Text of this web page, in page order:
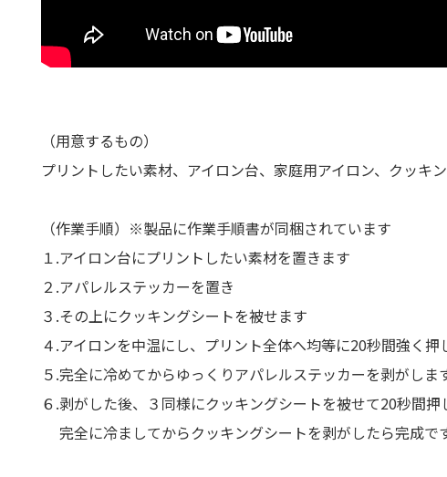
（用意するもの）
プリントしたい素材、アイロン台、家庭用アイロン、クッキ
（作業手順）※製品に作業手順書が同梱されています
１.アイロン台にプリントしたい素材を置きます
２.アパレルステッカーを置き
３.その上にクッキングシートを被せます
４.アイロンを中温にし、プリント全体へ均等に20秒間強く押
５.完全に冷めてからゆっくりアパレルステッカーを剥がしま
６.剥がした後、３同様にクッキングシートを被せて20秒間
完全に冷ましてからクッキングシートを剥がしたら完成で
1000～